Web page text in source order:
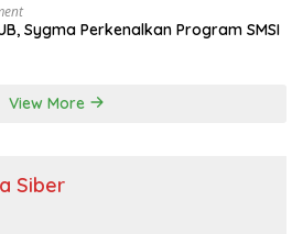
Sygma Perkenalkan Program SMSI
View More
Siber